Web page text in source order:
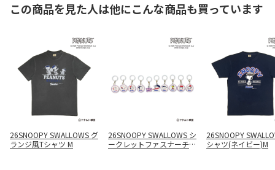
この商品を見た人は他にこんな商品も買っています
26SNOOPY SWALLOWS グ
ランジ風Tシャツ M
26SNOOPY SWALLOWS シ
ークレットファスナーチャ
26SNOOPY
シャツ(ネイビー)M